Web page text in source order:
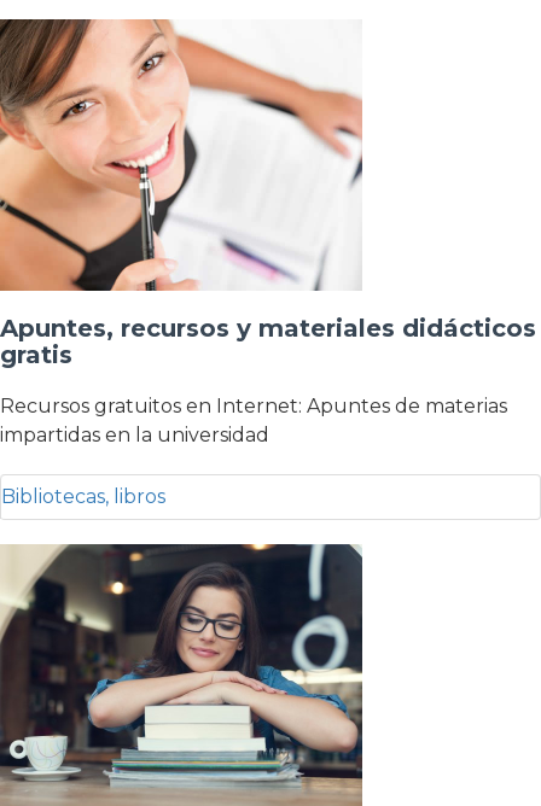
Apuntes, recursos y materiales didácticos
gratis
Recursos gratuitos en Internet: Apuntes de materias
impartidas en la universidad
Bibliotecas, libros